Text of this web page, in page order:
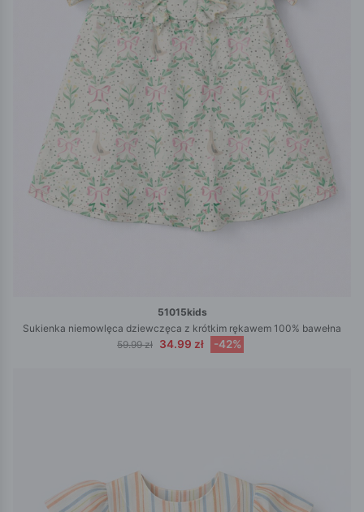
51015kids
Sukienka niemowlęca dziewczęca z krótkim rękawem 100% bawełna
59.99 zł 34.99 zł -42%